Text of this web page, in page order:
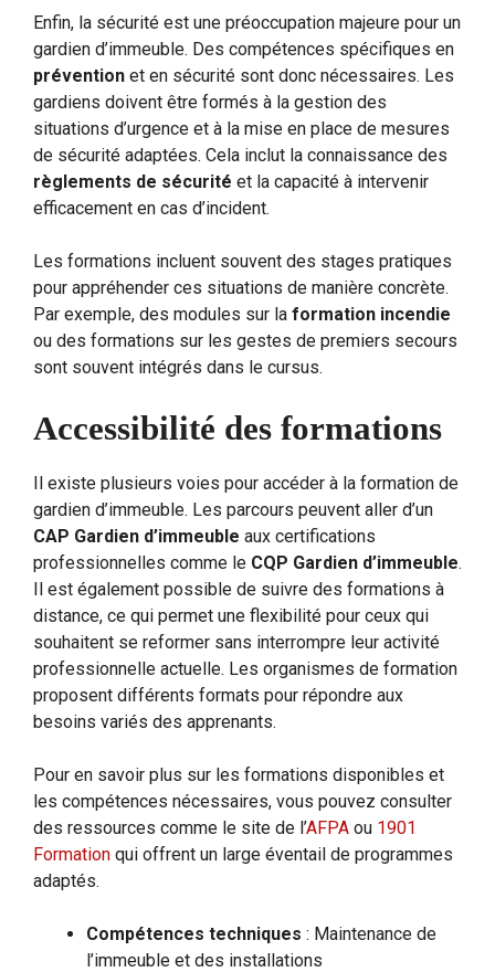
Enfin, la sécurité est une préoccupation majeure pour un
gardien d’immeuble. Des compétences spécifiques en
prévention et en sécurité sont donc nécessaires. Les
gardiens doivent être formés à la gestion des
situations d’urgence et à la mise en place de mesures
de sécurité adaptées. Cela inclut la connaissance des
règlements de sécurité et la capacité à intervenir
efficacement en cas d’incident.
Les formations incluent souvent des stages pratiques
pour appréhender ces situations de manière concrète.
Par exemple, des modules sur la formation incendie
ou des formations sur les gestes de premiers secours
sont souvent intégrés dans le cursus.
Accessibilité des formations
Il existe plusieurs voies pour accéder à la formation de
gardien d’immeuble. Les parcours peuvent aller d’un
CAP Gardien d’immeuble aux certifications
professionnelles comme le CQP Gardien d’immeuble.
Il est également possible de suivre des formations à
distance, ce qui permet une flexibilité pour ceux qui
souhaitent se reformer sans interrompre leur activité
professionnelle actuelle. Les organismes de formation
proposent différents formats pour répondre aux
besoins variés des apprenants.
Pour en savoir plus sur les formations disponibles et
les compétences nécessaires, vous pouvez consulter
des ressources comme le site de l’AFPA ou 1901
Formation qui offrent un large éventail de programmes
adaptés.
Compétences techniques : Maintenance de
l’immeuble et des installations